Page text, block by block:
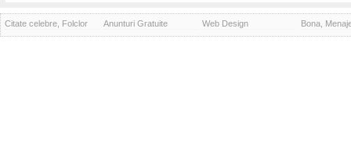
Citate celebre, Folclor Anunturi Gratuite Web Design Bona,